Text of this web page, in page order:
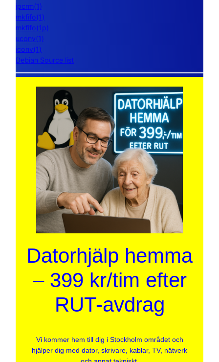
ipcrm(1)
mkfifo(1)
mkfifo(1p)
uconv(1)
iconv(1)
Debian Source list
Datorhjälp hemma
– 399 kr/tim efter
RUT-avdrag
Vi kommer hem till dig i Stockholm området och
hjälper dig med dator, skrivare, kablar, TV, nätverk